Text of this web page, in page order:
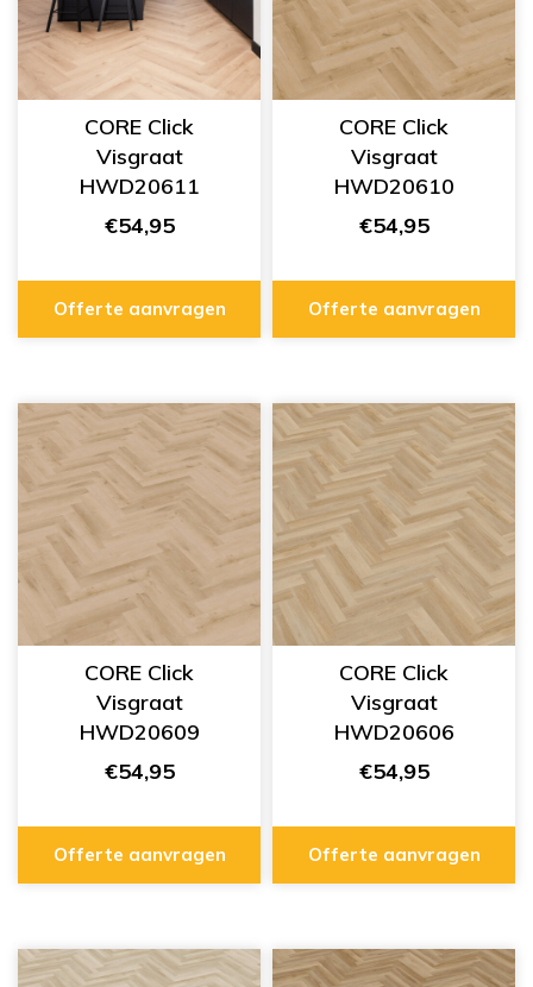
CORE Click
Visgraat
HWD20611
€54,95
Offerte aanvragen
CORE Click
Visgraat
HWD20610
€54,95
Offerte aanvragen
CORE Click
Visgraat
HWD20609
€54,95
Offerte aanvragen
CORE Click
Visgraat
HWD20606
€54,95
Offerte aanvragen